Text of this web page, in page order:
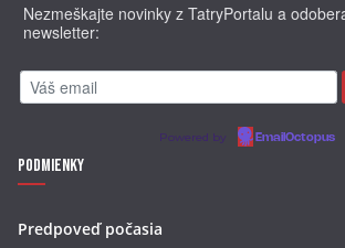
Nezmeškajte novinky z TatryPortalu a
newsletter:
Powered by EmailOctopus
Podmienky
Predpoveď počasia